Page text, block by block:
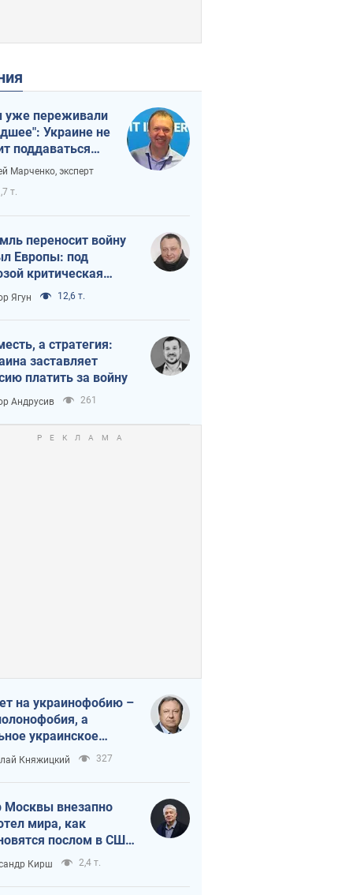
переживали
Украине не
поддаваться
из-за
Марченко, эксперт
т.
переносит войну
Европы: под
критическая
Ягун 12,6 т.
а стратегия:
заставляет
платить за войну
Андрусив 261
на украинофобию –
а
украинское
Княжицкий 327
Москвы внезапно
мира, как
послом в США
украинские топ-
Кирш 2,4 т.